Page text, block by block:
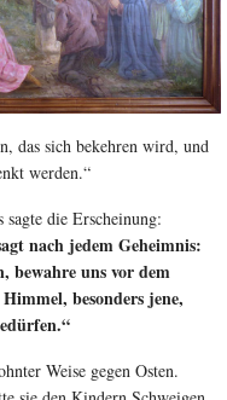
das sich bekehren wird, und
werden.“
die Erscheinung:
nach jedem Geheimnis:
bewahre uns vor dem
besonders jene,
Weise gegen Osten.